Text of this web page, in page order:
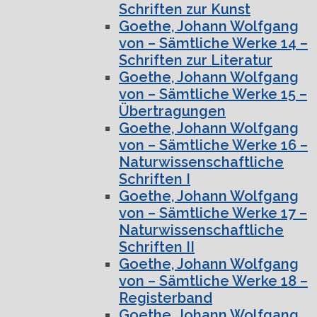
Schriften zur Kunst
Goethe, Johann Wolfgang
von – Sämtliche Werke 14 –
Schriften zur Literatur
Goethe, Johann Wolfgang
von – Sämtliche Werke 15 –
Übertragungen
Goethe, Johann Wolfgang
von – Sämtliche Werke 16 –
Naturwissenschaftliche
Schriften I
Goethe, Johann Wolfgang
von – Sämtliche Werke 17 –
Naturwissenschaftliche
Schriften II
Goethe, Johann Wolfgang
von – Sämtliche Werke 18 –
Registerband